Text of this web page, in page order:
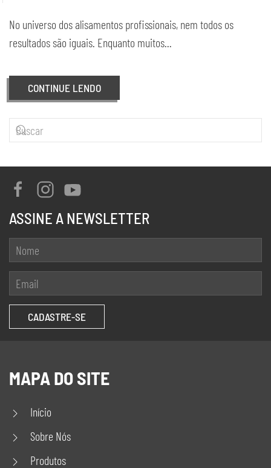
No universo dos alisamentos profissionais, nem todos os
resultados são iguais. Enquanto muitos...
CONTINUE LENDO
ASSINE A NEWSLETTER
MAPA DO SITE
Início
Sobre Nós
Produtos